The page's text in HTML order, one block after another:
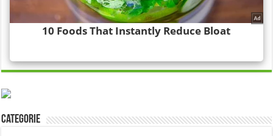
Categorie